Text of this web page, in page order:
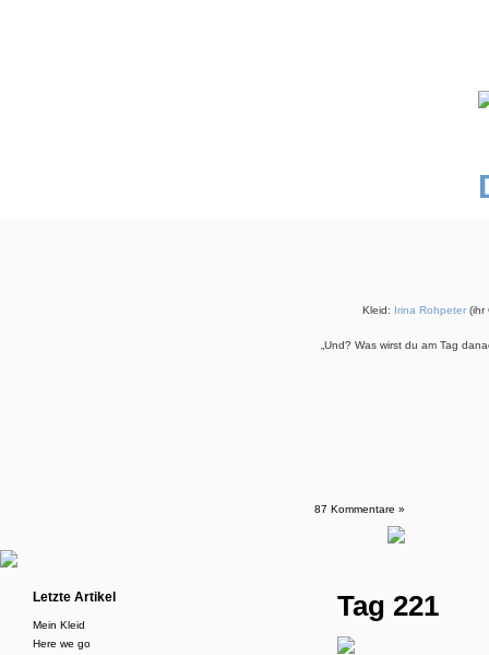
Kleid: Irina Rohpeter (ihr
„Und? Was wirst du am Tag
87 Kommentare »
Tag 221
Letzte Artikel
Mein Kleid
Here we go